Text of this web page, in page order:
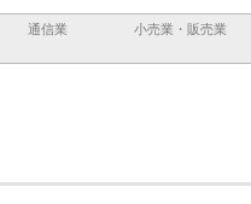
通信業 小売業・販売業